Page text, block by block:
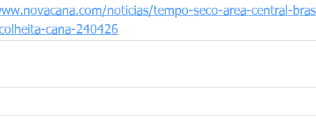
noticias/tempo-seco-area-central-
cana-240426